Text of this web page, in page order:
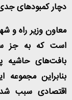
دچار کمبودهای
است که به جز
بافت‌های حاشیه
بنابراین
اقتصادی سبب